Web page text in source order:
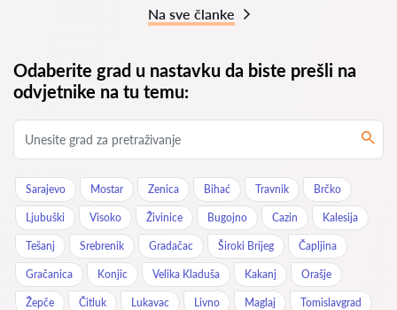
Na sve članke
Odaberite grad u nastavku da biste prešli na
odvjetnike na tu temu:
Sarajevo Mostar Zenica Bihać Travnik Brčko
Ljubuški Visoko Živinice Bugojno Cazin Kalesija
Tešanj Srebrenik Gradačac Široki Brijeg Čapljina
Gračanica Konjic Velika Kladuša Kakanj Orašje
Žepče Čitluk Lukavac Livno Maglaj Tomislavgrad